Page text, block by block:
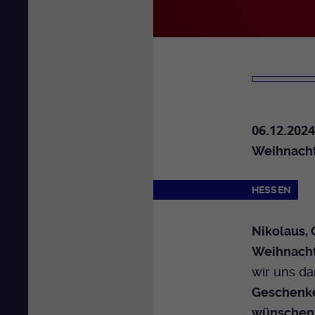
06.12.2024
HESSEN
Nikolaus,
wir uns